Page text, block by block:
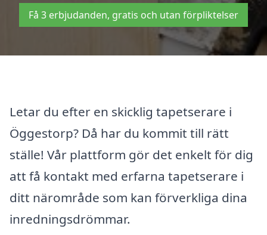
Få 3 erbjudanden, gratis och utan förpliktelser
Letar du efter en skicklig tapetserare i
Öggestorp? Då har du kommit till rätt
ställe! Vår plattform gör det enkelt för dig
att få kontakt med erfarna tapetserare i
ditt närområde som kan förverkliga dina
inredningsdrömmar.